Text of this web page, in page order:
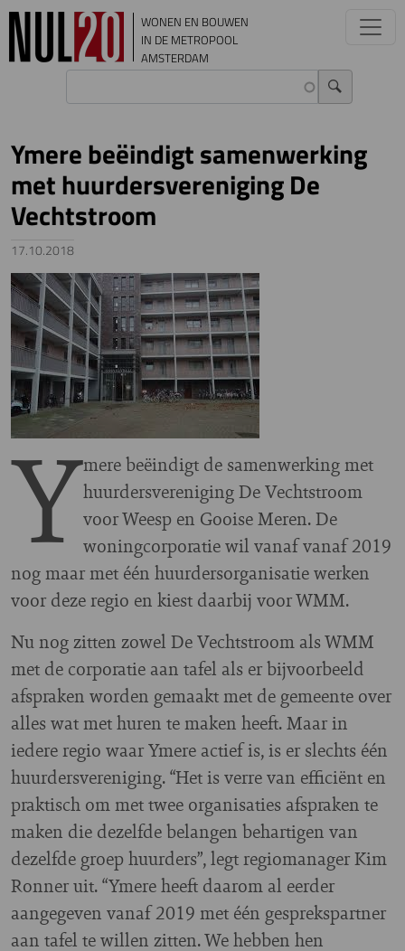
Overslaan en naar de inhoud gaan
WONEN EN BOUWEN
IN DE METROPOOL
AMSTERDAM
Ymere beëindigt samenwerking
met huurdersvereniging De
Vechtstroom
17.10.2018
Image
Ymere beëindigt de samenwerking met
huurdersvereniging De Vechtstroom
voor Weesp en Gooise Meren. De
woningcorporatie wil vanaf vanaf 2019
nog maar met één huurdersorganisatie werken
voor deze regio en kiest daarbij voor WMM.
Nu nog zitten zowel De Vechtstroom als WMM
met de corporatie aan tafel als er bijvoorbeeld
afspraken worden gemaakt met de gemeente over
alles wat met huren te maken heeft. Maar in
iedere regio waar Ymere actief is, is er slechts één
huurdersvereniging. “Het is verre van efficiënt en
praktisch om met twee organisaties afspraken te
maken die dezelfde belangen behartigen van
dezelfde groep huurders”, legt regiomanager Kim
Ronner uit. “Ymere heeft daarom al eerder
aangegeven vanaf 2019 met één gesprekspartner
aan tafel te willen zitten. We hebben hen